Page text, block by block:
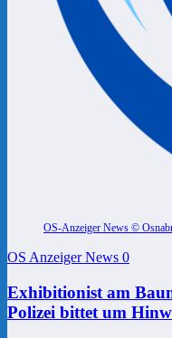
OS-Anzeiger News ©
OS Anzeiger News 0
Exhibitionist am
Polizei bittet um